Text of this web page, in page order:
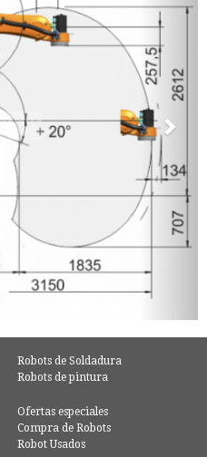
Robots de Soldadura
Robots de pintura
Ofertas especiales
Compra de Robots
Robot Usados